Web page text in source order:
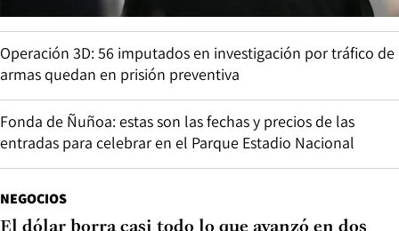
Operación 3D: 56 imputados en investigación por tráfico de
armas quedan en prisión preventiva
Fonda de Ñuñoa: estas son las fechas y precios de las
entradas para celebrar en el Parque Estadio Nacional
NEGOCIOS
El dólar borra casi todo lo que avanzó en dos